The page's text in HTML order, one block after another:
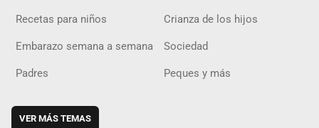
Recetas para niños Crianza de los hijos
Embarazo semana a semana Sociedad
Padres Peques y más
VER MÁS TEMAS